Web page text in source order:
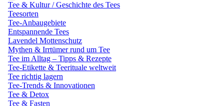
Tee & Kultur / Geschichte des Tees
Teesorten
Tee-Anbaugebiete
Entspannende Tees
Lavendel Mottenschutz
Mythen & Irrtümer rund um Tee
Tee im Alltag – Tipps & Rezepte
Tee-Etikette & Teerituale weltweit
Tee richtig lagern
Tee-Trends & Innovationen
Tee & Detox
Tee & Fasten